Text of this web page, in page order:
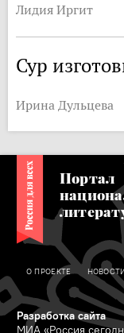
Лидия Иргит
Сур
Ирина Дульцева
Портал
О ПРОЕКТЕ
Разработка сайта
МИА «Россия